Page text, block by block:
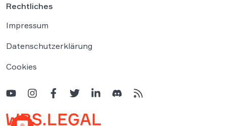
Rechtliches
Impressum
Datenschutzerklärung
Cookies